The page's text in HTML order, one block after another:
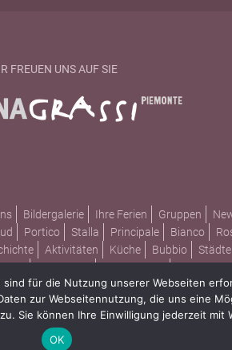
FREUEN UNS AUF SIE
Bildergalerie Ihre Ferien Gruppen
Portico Stalla Principale Bianco
Aktivitäten Küche Bubbio
im Piemont - Cascina Grassi.
für die Nutzung unserer Webseiten
zur Webseitennutzung, die uns eine
Sie können Ihre Einwilligung jederzeit
OK